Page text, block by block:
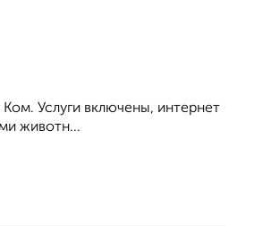
Услуги включены, интернет
животн...